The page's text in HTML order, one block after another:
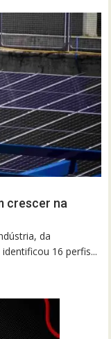
crescer na
da
16 perfis...